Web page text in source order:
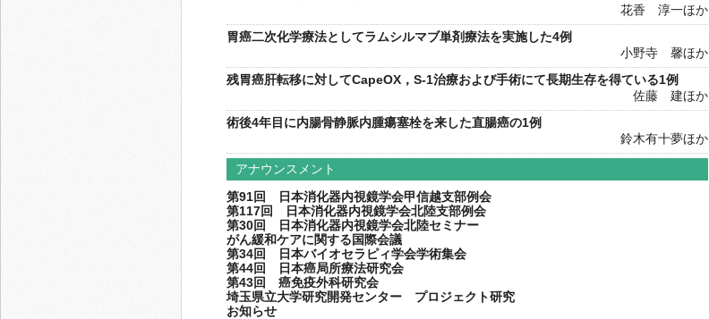
花香 淳一ほか
胃癌二次化学療法としてラムシルマブ単剤療法を実施した4例
小野寺 馨ほか
残胃癌肝転移に対してCapeOX，S-1治療および手術にて長期生存を得ている1例
佐藤 建ほか
術後4年目に内腸骨静脈内腫瘍塞栓を来した直腸癌の1例
鈴木有十夢ほか
アナウンスメント
第91回 日本消化器内視鏡学会甲信越支部例会
第117回 日本消化器内視鏡学会北陸支部例会
第30回 日本消化器内視鏡学会北陸セミナー
がん緩和ケアに関する国際会議
第34回 日本バイオセラピィ学会学術集会
第44回 日本癌局所療法研究会
第43回 癌免疫外科研究会
埼玉県立大学研究開発センター プロジェクト研究
お知らせ